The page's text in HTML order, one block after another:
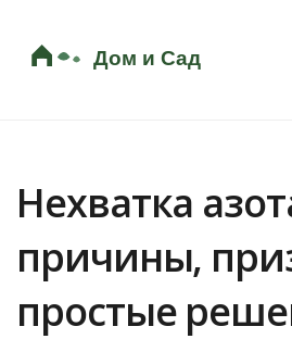
Нехватка
причины,
простые